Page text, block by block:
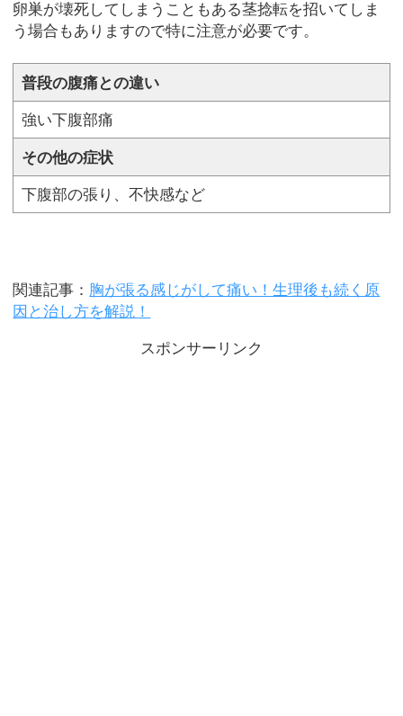
卵巣が壊死してしまうこともある茎捻転を招いてしま
う場合もありますので特に注意が必要です。
普段の腹痛との違い
強い下腹部痛
その他の症状
下腹部の張り、不快感など
関連記事： 胸が張る感じがして痛い！生理後も続く原
因と治し方を解説！
スポンサーリンク